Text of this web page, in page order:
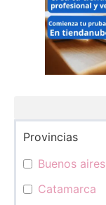
Provincias
Buenos aires
Catamarca